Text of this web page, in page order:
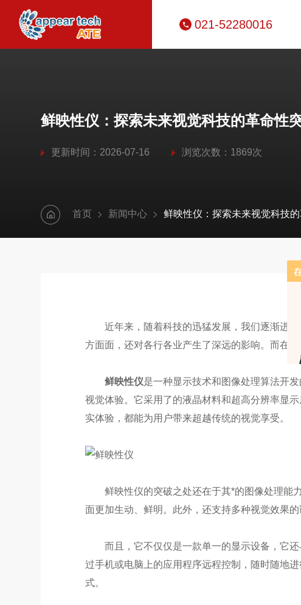
021-52280016
鲜映性仪：探索未来视觉科技的革命性
更新时间：2026-07-16 浏览次数：1869次
首页 新闻中心 鲜映性仪：探索未来视觉科技
近年来，随着科技的迅猛发展，我们逐渐进入
方面面，还对各行各业产生了深远的影响。而在这
鲜映性仪是一种显示技术和图像处理算法开
视觉体验。它采用了的液晶材料和超高分辨率显
实体验，都能为用户带来超越传统的视觉享受。
鲜映性仪的突破之处还在于其*的图像处理能力
面更加生动、鲜明。此外，还支持多种视觉效果
而且，它不仅仅是一款单一的显示设备，它还
过手机或电脑上的应用程序远程控制，随时随地
式。